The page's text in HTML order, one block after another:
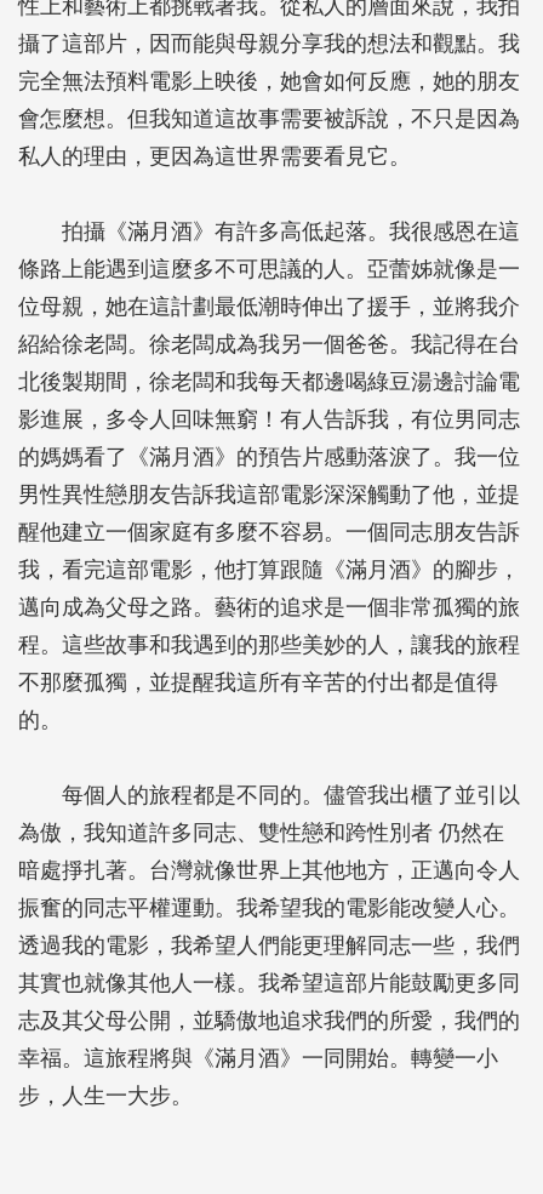
性上和藝術上都挑戰著我。從私人的層面來說，我拍
攝了這部片，因而能與母親分享我的想法和觀點。我
完全無法預料電影上映後，她會如何反應，她的朋友
會怎麼想。但我知道這故事需要被訴說，不只是因為
私人的理由，更因為這世界需要看見它。
拍攝《滿月酒》有許多高低起落。我很感恩在這
條路上能遇到這麼多不可思議的人。亞蕾姊就像是一
位母親，她在這計劃最低潮時伸出了援手，並將我介
紹給徐老闆。徐老闆成為我另一個爸爸。我記得在台
北後製期間，徐老闆和我每天都邊喝綠豆湯邊討論電
影進展，多令人回味無窮！有人告訴我，有位男同志
的媽媽看了《滿月酒》的預告片感動落淚了。我一位
男性異性戀朋友告訴我這部電影深深觸動了他，並提
醒他建立一個家庭有多麼不容易。一個同志朋友告訴
我，看完這部電影，他打算跟隨《滿月酒》的腳步，
邁向成為父母之路。藝術的追求是一個非常孤獨的旅
程。這些故事和我遇到的那些美妙的人，讓我的旅程
不那麼孤獨，並提醒我這所有辛苦的付出都是值得
的。
每個人的旅程都是不同的。儘管我出櫃了並引以
為傲，我知道許多同志、雙性戀和跨性別者 仍然在
暗處掙扎著。台灣就像世界上其他地方，正邁向令人
振奮的同志平權運動。我希望我的電影能改變人心。
透過我的電影，我希望人們能更理解同志一些，我們
其實也就像其他人一樣。我希望這部片能鼓勵更多同
志及其父母公開，並驕傲地追求我們的所愛，我們的
幸福。這旅程將與《滿月酒》一同開始。轉變一小
步，人生一大步。